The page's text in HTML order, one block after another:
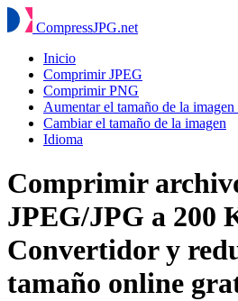
CompressJPG.net
Inicio
Comprimir JPEG
Comprimir PNG
Aumentar el tamaño de la
Cambiar el tamaño de la imagen
Idioma
Comprimir
JPEG/JPG a 200
Convertidor y
tamaño online